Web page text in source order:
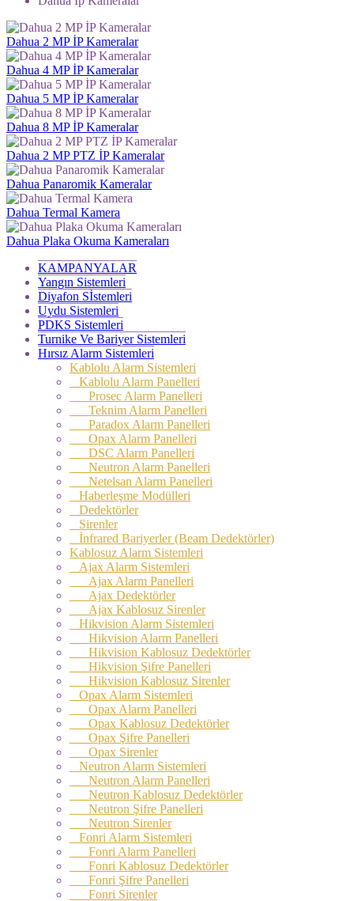
Dahua 2 MP İP Kameralar
Dahua 4 MP İP Kameralar
Dahua 5 MP İP Kameralar
Dahua 8 MP İP Kameralar
Dahua 2 MP PTZ İP Kameralar
Dahua Panaromik Kameralar
Dahua Termal Kamera
Dahua Plaka Okuma Kameraları
KAMPANYALAR
Yangın Sistemleri
Diyafon Sİstemleri
Uydu Sistemleri
PDKS Sistemleri
Turnike Ve Bariyer Sistemleri
Hırsız Alarm Sistemleri
Kablolu Alarm Sistemleri
Kablolu Alarm Panelleri
Prosec Alarm Panelleri
Teknim Alarm Panelleri
Paradox Alarm Panelleri
Opax Alarm Panelleri
DSC Alarm Panelleri
Neutron Alarm Panelleri
Netelsan Alarm Panelleri
Haberleşme Modülleri
Dedektörler
Sirenler
İnfrared Bariyerler (Beam Dedektörler)
Kablosuz Alarm Sistemleri
Ajax Alarm Sistemleri
Ajax Alarm Panelleri
Ajax Dedektörler
Ajax Kablosuz Sirenler
Hikvision Alarm Sistemleri
Hikvision Alarm Panelleri
Hikvision Kablosuz Dedektörler
Hikvision Şifre Panelleri
Hikvision Kablosuz Sirenler
Opax Alarm Sistemleri
Opax Alarm Panelleri
Opax Kablosuz Dedektörler
Opax Şifre Panelleri
Opax Sirenler
Neutron Alarm Sistemleri
Neutron Alarm Panelleri
Neutron Kablosuz Dedektörler
Neutron Şifre Panelleri
Neutron Sirenler
Fonri Alarm Sistemleri
Fonri Alarm Panelleri
Fonri Kablosuz Dedektörler
Fonri Şifre Panelleri
Fonri Sirenler